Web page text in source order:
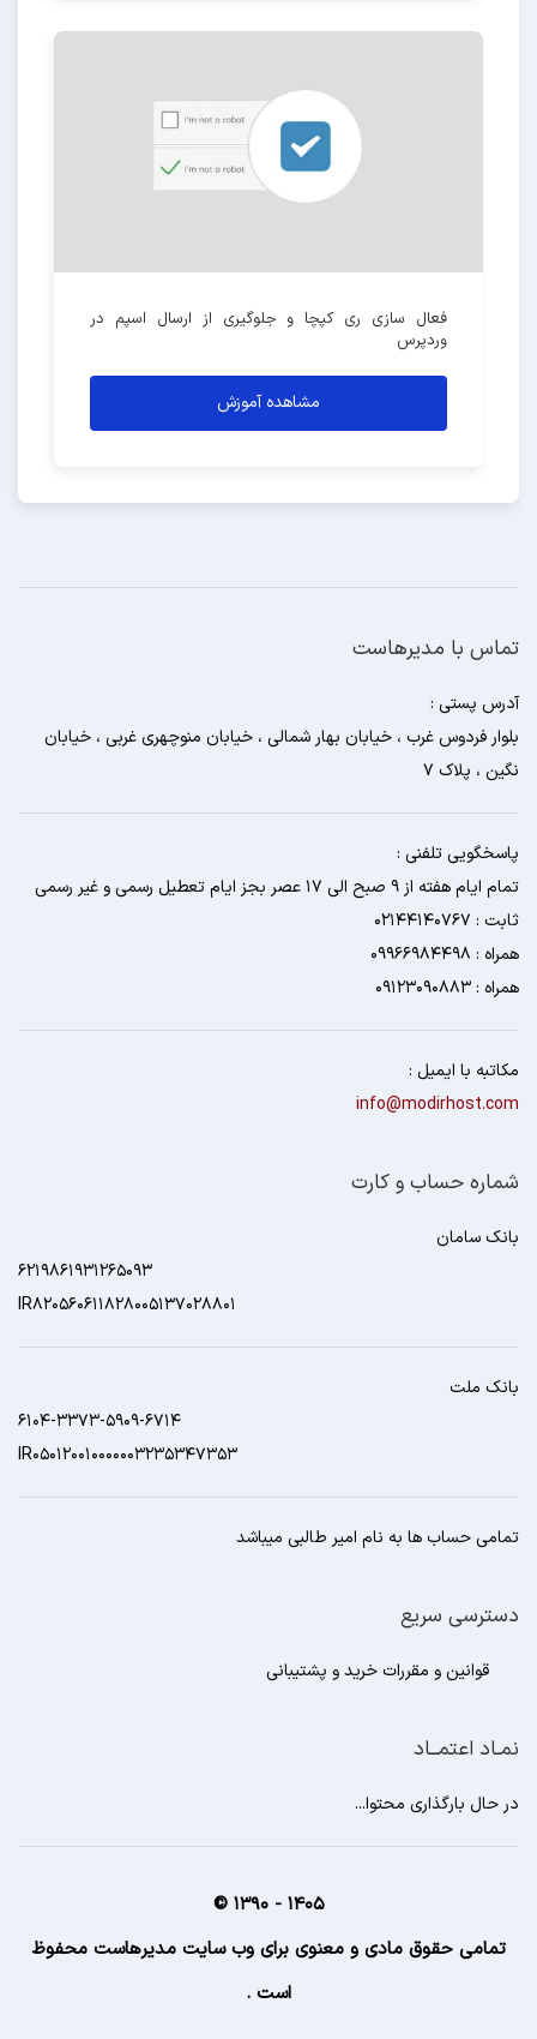
فعال سازی ری کپچا و جلوگیری از ارسال اسپم در
وردپرس
مشاهده آموزش
تماس با مدیرهاست
آدرس پستی :
بلوار فردوس غرب ، خیابان بهار شمالی ، خیابان منوچهری غربی ، خیابان
نگین ، پلاک 7
پاسخگویی تلفنی :
تمام ایام هفته از 9 صبح الی 17 عصر بجز ایام تعطیل رسمی و غیر رسمی
ثابت : 02144140767
همراه : 09966984498
همراه : 09123090883
مکاتبه با ایمیل :
info@modirhost.com
شماره حساب و کارت
بانک سامان
6219861931265093
IR820560611828005137028801
بانک ملت
6104-3373-5909-6714
IR050120010000003235347353
تمامی حساب ها به نام امیر طالبی میباشد
دسترسی سریع
قوانین و مقررات خرید و پشتیبانی
نمـاد اعتمــاد
در حال بارگذاری محتوا...
1405 - 1390 ©
تمامی حقوق مادی و معنوی برای وب سایت مدیرهاست محفوظ
است .